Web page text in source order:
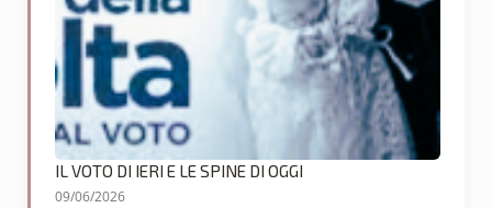
IL VOTO DI IERI E LE SPINE DI OGGI
09/06/2026